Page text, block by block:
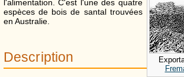
l'alimentation. C'est l'une des quatre
espèces de bois de santal trouvées
en Australie.
Description